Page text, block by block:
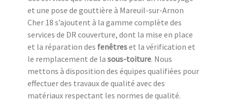
et une pose de gouttière à Mareuil-sur-Arnon
Cher 18 s’ajoutent à la gamme complète des
services de DR couverture, dont la mise en place
et la réparation des fenêtreset la vérification et
le remplacement de la sous-toiture. Nous
mettons à disposition des équipes qualifiées pour
effectuer des travaux de qualité avec des
matériaux respectant les normes de qualité.